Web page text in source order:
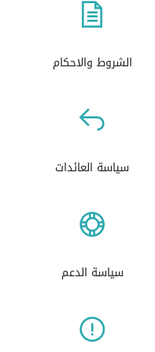
الشروط والاحكام
سياسة العائدات
سياسة الدعم